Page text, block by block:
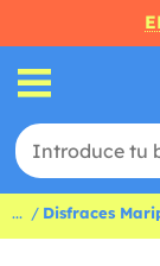
... Disfraces